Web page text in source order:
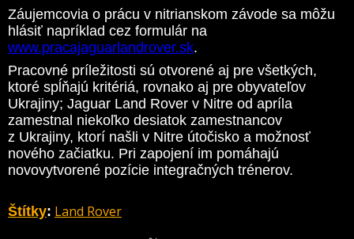
Záujemcovia o prácu v nitrianskom závode sa môžu
hlásiť napríklad cez formulár na
www.pracajaguarlandrover.sk.
Pracovné príležitosti sú otvorené aj pre všetkých,
ktoré spĺňajú kritériá, rovnako aj pre obyvateľov
Ukrajiny; Jaguar Land Rover v Nitre od apríla
zamestnal niekoľko desiatok zamestnancov
z Ukrajiny, ktorí našli v Nitre útočisko a možnosť
nového začiatku. Pri zapojení im pomáhajú
novovytvorené pozície integračných trénerov.
Štítky: Land Rover